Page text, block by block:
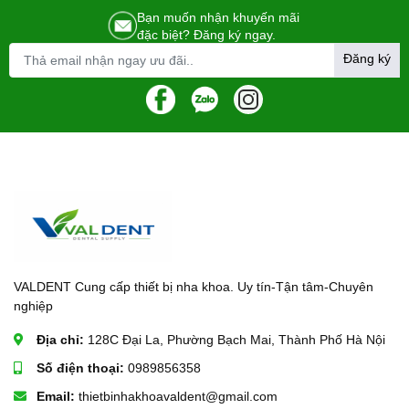
Bạn muốn nhận khuyến mãi
đặc biệt? Đăng ký ngay.
Đăng ký
VALDENT Cung cấp thiết bị nha khoa. Uy tín-Tận tâm-Chuyên
nghiệp
Địa chỉ: 128C Đại La, Phường Bạch Mai, Thành Phố Hà Nội
Số điện thoại: 0989856358
Email: thietbinhakhoavaldent@gmail.com